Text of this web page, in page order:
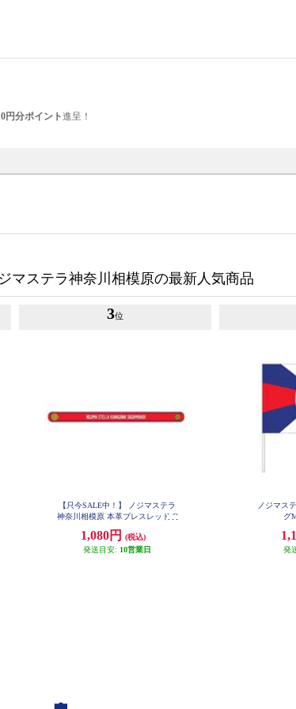
円分ポイント進呈！
マステラ神奈川相模原の最新人気商品
3位
【只今SALE中！】 ノジマステラ
神奈川相模原 本革ブレスレッド O
T
1,080円
(税込)
発送目安: 10営業日
ノジマス
グ
発